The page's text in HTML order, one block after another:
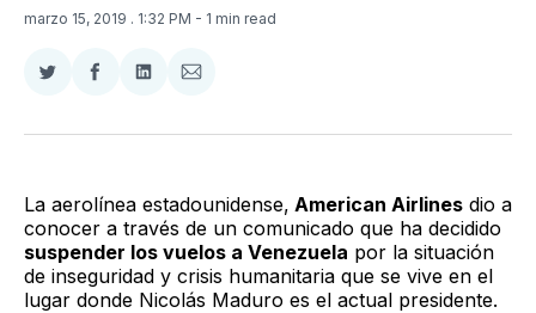
marzo 15, 2019 . 1:32 PM - 1 min read
Compartir
Twitter
Compartir
Facebook
Compartir
LinkedIn
Compartir
Email
La aerolínea estadounidense, American Airlines dio a
conocer a través de un comunicado que ha decidido
suspender los vuelos a Venezuela por la situación
de inseguridad y crisis humanitaria que se vive en el
lugar donde Nicolás Maduro es el actual presidente.